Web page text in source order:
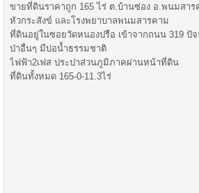
ขายที่ดินราคาถูก 165 ไร่ ต.บ้านซ่อง อ.พนมสาร
หัวกระสังข์ และโรงพยาบาลพนมสารคาม
ที่ดินอยู่ในซอยวัดหนองปรือ เข้าจากถนน 319 ปั
ป่าอื่นๆ มีบ่อน้ำธรรมชาติ
ไฟฟ้า2เฟส ประปาส่วนภูมิภาคผ่านหน้าที่ดิน
ที่ดินทั้งหมด 165-0-11.3ไร่